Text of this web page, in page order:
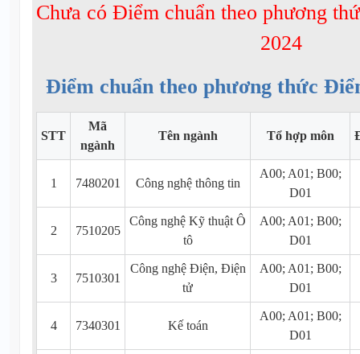
Chưa có Điểm chuẩn theo phương
2024
Điểm chuẩn theo phương thức
STT
Mã
ngành
Tên ngành Tổ hợp môn
1 7480201 Công nghệ thông tin
A00; A01; B00;
D01
2 7510205
Công nghệ Kỹ thuật Ô
tô
A00; A01; B00;
D01
3 7510301
Công nghệ Điện, Điện
tử
A00; A01; B00;
D01
4 7340301 Kế toán
A00; A01; B00;
D01